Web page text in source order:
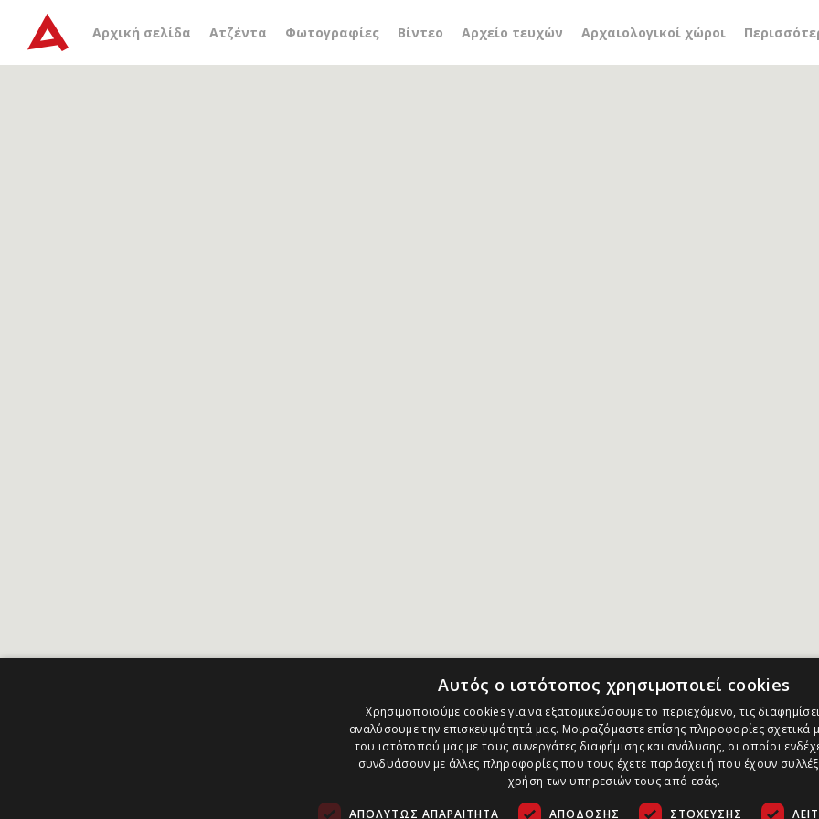
Αρχική σελίδα Ατζέντα Φωτογραφίες Βίντεο Αρχείο τευχών Αρχαιολογικοί χώροι
Αρχείο ετικέτας european virtual museum
Αυτός ο ιστότοπος χρησιμοποιεί cookies
Χρησιμοποιούμε cookies για να εξατομικεύσουμε το περιεχόμενο, τις
αναλύσουμε την επισκεψιμότητά μας. Μοιραζόμαστε επίσης πληροφορίες σχετικά
του ιστότοπού μας με τους συνεργάτες διαφήμισης και ανάλυσης, οι οποίοι
συνδυάσουν με άλλες πληροφορίες που τους έχετε παράσχει ή που έχουν
χρήση των υπηρεσιών τους από εσάς.
ΑΠΟΛΎΤΩΣ ΑΠΑΡΑΊΤΗΤΑ ΑΠΌΔΟΣΗΣ ΣΤΌΧΕΥΣΗΣ